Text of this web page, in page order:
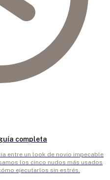
completa
entre un look de novio impecable
los cinco nudos más usados
ejecutarlos sin estrés.